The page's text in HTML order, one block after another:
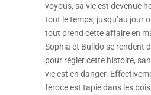
voyous, sa vie est devenue
tout le temps, jusqu’au jour
tout prend cette affaire en
Sophia et Bulldo se rendent
pour régler cette histoire,
vie est en danger.
féroce est tapie dans les